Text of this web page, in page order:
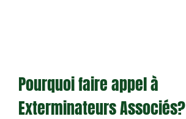
Pourquoi faire appel à
Exterminateurs Associés?